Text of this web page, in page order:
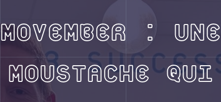
MOVEMBER : UNE
MOUSTACHE QUI